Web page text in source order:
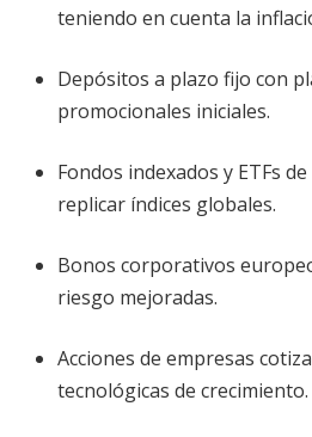
teniendo en cuenta la
Depósitos a plazo fijo con
promocionales iniciales.
Fondos indexados y ETFs
replicar índices globales.
Bonos corporativos
riesgo mejoradas.
Acciones de empresas
tecnológicas de crecimiento.